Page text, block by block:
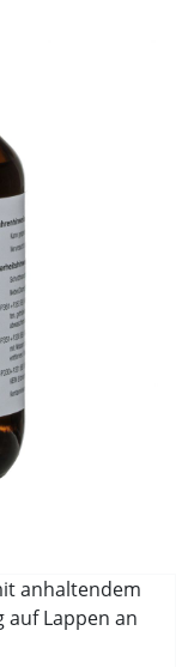
anhaltendem
auf Lappen an